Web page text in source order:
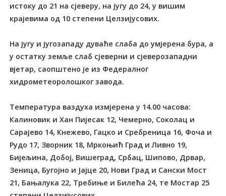
истоку до 21 на сјеверу, на југу до 24, у вишим
крајевима од 10 степени Целзијусових.
На југу и југозападу дуваће слаба до умјерена бура, а
у остатку земље слаб сјеверни и сјеверозападни
вјетар, саопштено је из Федералног
хидрометеоролошког завода.
Температурa ваздуха измјерена у 14.00 часова:
Калиновик и Хан Пијесак 12, Чемерно, Соколац и
Сарајево 14, Кнежево, Гацко и Сребреница 16, Фоча и
Рудо 17, Зворник 18, Мркоњић Град и Ливно 19,
Бијељина, Добој, Вишеград, Србац, Шипово, Дрвар,
Зеница, Бугојно и Јајце 20, Нови Град и Сански Мост
21, Бањалука 22, Требиње и Билећа 24, те Мостар 25